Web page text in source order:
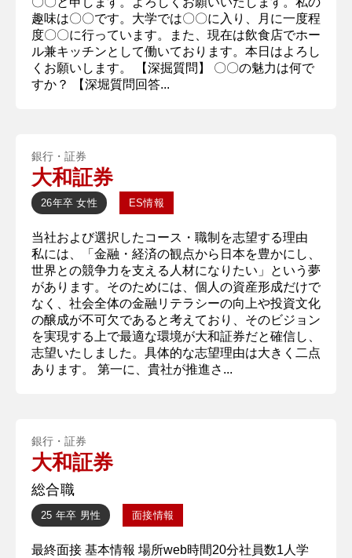
趣味は〇〇です。大学では〇〇に入り、月に一度程
度〇〇に行っています。また、現在は飲食店でホー
ル兼キッチンとして働いております。本日はよろし
くお願いします。 【深掘質問】 〇〇の魅力は何で
すか？ 【深堀質問回答...
銀行・証券
大和証券
26年卒 女性 ES情報
当社および選択したコース・職制を志望する理由
私には、「金融・経済の観点から日本を豊かにし、
世界との競争力を支える人材になりたい」という夢
があります。そのためには、個人の資産形成だけで
なく、社会全体の金融リテラシーの向上や投資文化
の醸成が不可欠であると考えており、そのビジョン
を実現する上で最適な環境が大和証券だと確信し、
志望いたしました。具体的な志望理由は大きく二点
あります。 第一に、貴社が推進さ...
銀行・証券
大和証券
総合職
25 年卒 男性 面接情報
最終面接 基本情報 場所web時間20分社員数1人学